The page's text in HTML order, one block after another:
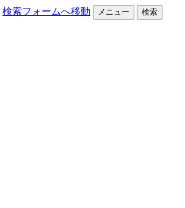
検索フォームへ移動 メニュー 検索